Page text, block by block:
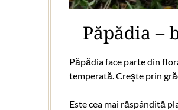
Păpădia –
Păpădia face parte din
temperată. Crește prin
Este cea mai răspândită